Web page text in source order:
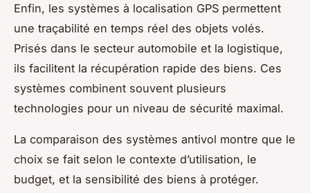
Enfin, les systèmes à localisation GPS permettent
une traçabilité en temps réel des objets volés.
Prisés dans le secteur automobile et la logistique,
ils facilitent la récupération rapide des biens. Ces
systèmes combinent souvent plusieurs
technologies pour un niveau de sécurité maximal.
La comparaison des systèmes antivol montre que le
choix se fait selon le contexte d’utilisation, le
budget, et la sensibilité des biens à protéger.